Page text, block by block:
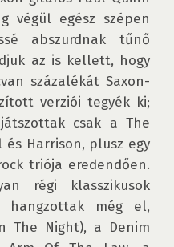
végül egész szépen
abszurdnak tűnő
az is kellett, hogy
százalékát Saxon-
verziói tegyék ki;
csak a The
és Harrison, plusz egy
triója eredendően.
régi klasszikusok
hangzottak még el,
The Night), a Denim